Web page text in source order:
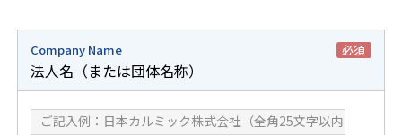
Company Name
法人名（または団体名称）
必須